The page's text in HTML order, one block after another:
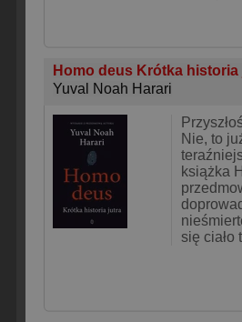
Homo deus Krótka
Yuval Noah Harari
Nie, to
książka
się ciało